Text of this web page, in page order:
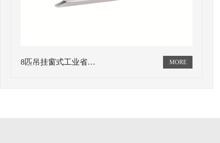
8匹吊挂窗式工业省…